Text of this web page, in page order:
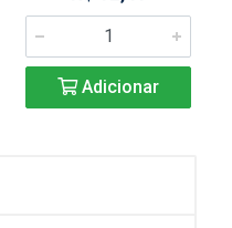
Adicionar